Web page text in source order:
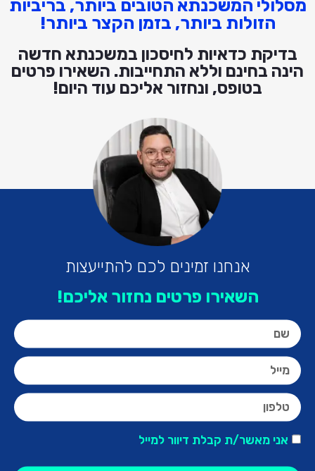
מסלולי המשכנתא הטובים ביותר, בריביות
הזולות ביותר, בזמן הקצר ביותר!
בדיקת כדאיות לחיסכון במשכנתא חדשה
הינה בחינם וללא התחייבות. השאירו פרטים
בטופס, ונחזור אליכם עוד היום!
אנחנו זמינים לכם להתייעצות
השאירו פרטים נחזור אליכם!
אני מאשר/ת קבלת דיוור למייל